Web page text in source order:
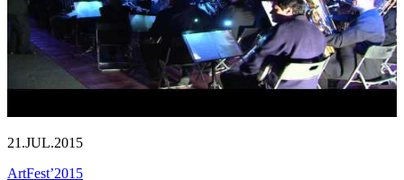
21.JUL.2015
ArtFest’2015